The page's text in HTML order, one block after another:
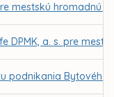
mestskú
DPMK, a. s. pre
podnikania Bytového